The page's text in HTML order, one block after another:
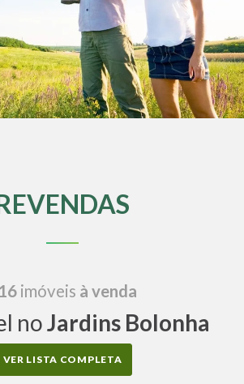
imóveis à venda
noJardins Bolonha
VER LISTA COMPLETA